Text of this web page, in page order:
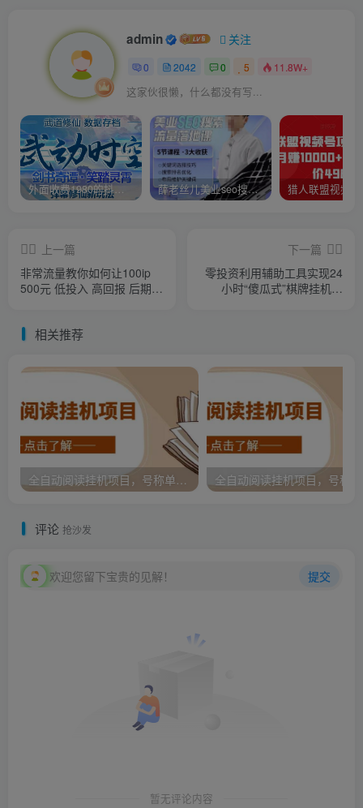
admin 关注
0 2042 0 5 11.8W+
这家伙很懒，什么都没有写...
外面收费1980的抖音武动时空直播项目，无需真人出镜，实时互动直播【软件+详细教程】 薛老丝儿美业seo搜索流量落地课，一周暴涨20w粉丝，全干货讲解
上一篇
非常流量教你如何让100ip
500元 低投入 高回报 后期全
下一篇
零投资利用辅助工具实现24
小时“傻瓜式”棋牌挂机赚
相关推荐
全自动阅读挂机项目，号称单窗10r，全套脚本+教程，小白上手简单
评论 抢沙发
欢迎您留下宝贵的见解！ 提交
暂无评论内容